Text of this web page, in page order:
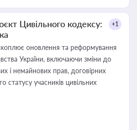
Цивільного кодексу:
+1
оновлення та реформування
України, включаючи зміни до
і немайнових прав, договірних
статусу учасників цивільних